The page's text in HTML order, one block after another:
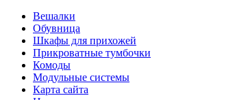
Вешалки
Обувница
Шкафы для прихожей
Прикроватные тумбочки
Комоды
Модульные системы
Карта сайта